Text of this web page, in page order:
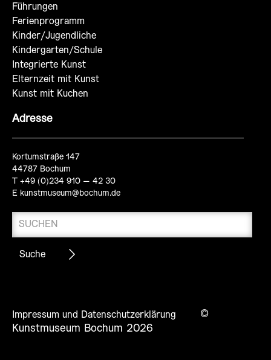
Führungen
Ferienprogramm
Kinder/Jugendliche
Kindergarten/Schule
Integrierte Kunst
Elternzeit mit Kunst
Kunst mit Kuchen
Adresse
Kortumstraße 147
44787 Bochum
T +49 (0)234 910 – 42 30
E kunstmuseum@bochum.de
Impressum und Datenschutzerklärung
©
Kunstmuseum Bochum 2026